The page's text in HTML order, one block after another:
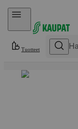
Hyppää sisältöön
Tuotteet